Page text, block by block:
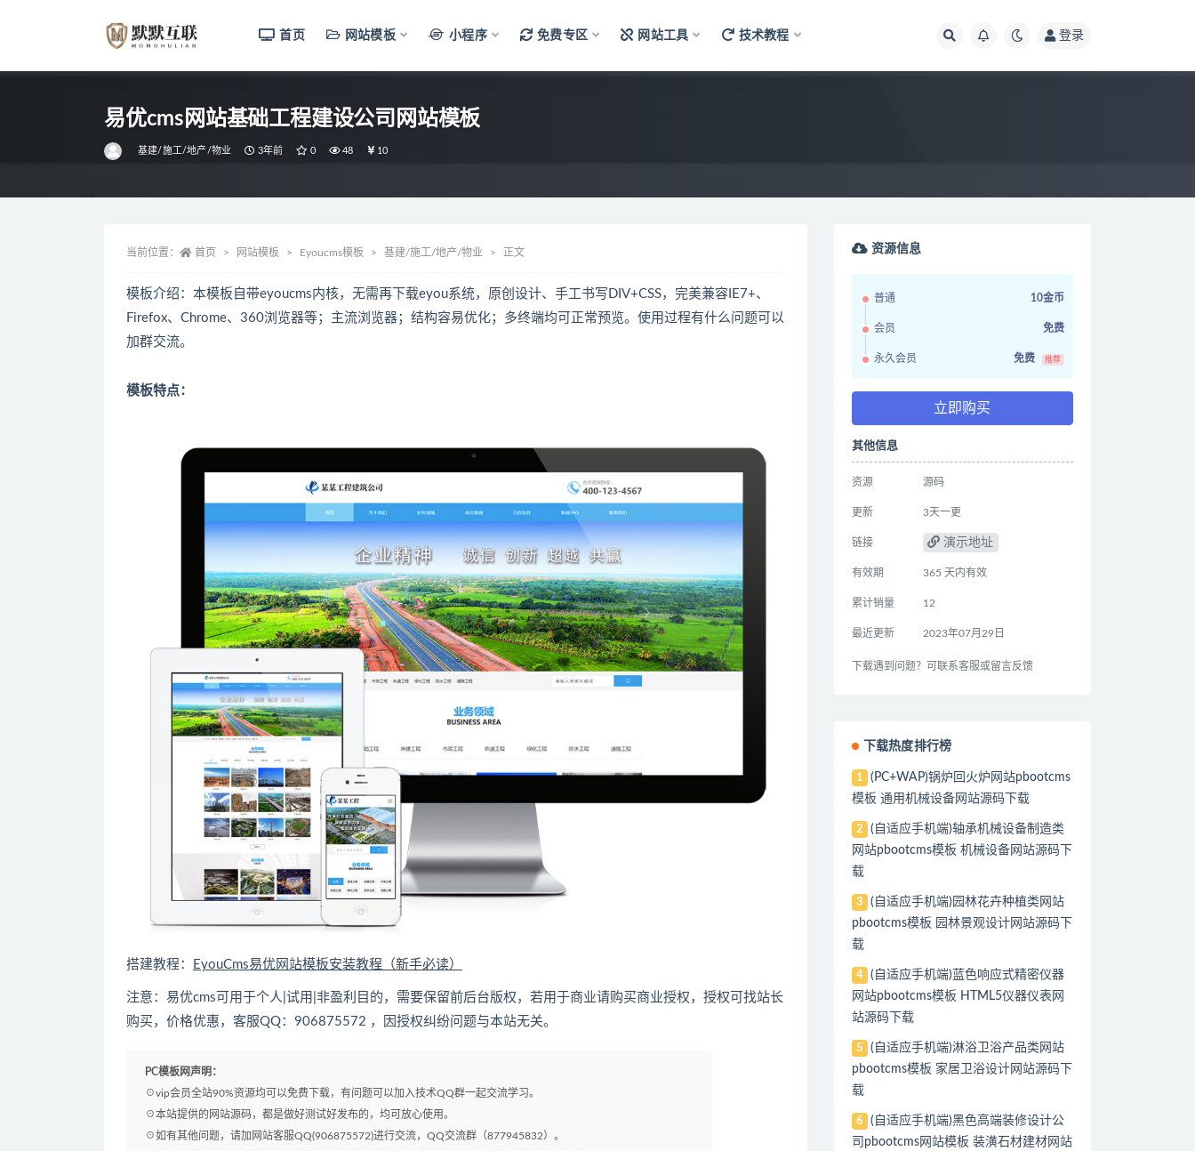
首页 网站模板 小程序 免费专区 网站工具 技术教程 登录
易优cms网站基础工程建设公司网站模板
基建/施工/地产/物业 3年前 0 48 10
当前位置： 首页 网站模板 Eyoucms模板 基建/施工/地产/物业 正文
模板介绍：本模板自带eyoucms内核，无需再下载eyou系统，原创设计、手工书写DIV+CSS，完美兼容IE7+、
Firefox、Chrome、360浏览器等；主流浏览器；结构容易优化；多终端均可正常预览。使用过程有什么问题可以
加群交流。
模板特点：
搭建教程： EyouCms易优网站模板安装教程（新手必读）
注意：易优cms可用于个人|试用|非盈利目的，需要保留前后台版权，若用于商业请购买商业授权，授权可找站长
购买，价格优惠，客服QQ：906875572 ，因授权纠纷问题与本站无关。
PC模板网声明：
☉vip会员全站90%资源均可以免费下载，有问题可以加入技术QQ群一起交流学习。
☉本站提供的网站源码，都是做好测试好发布的，均可放心使用。
☉如有其他问题，请加网站客服QQ(906875572)进行交流，QQ交流群（877945832）。
资源信息
普通 10金币
会员 免费
永久会员 免费 推荐
立即购买
其他信息
资源 源码
更新 3天一更
链接 演示地址
有效期 365 天内有效
累计销量 12
最近更新 2023年07月29日
下载遇到问题？可联系客服或留言反馈
下载热度排行榜
1
(PC+WAP)锅炉回火炉网站pbootcms
模板 通用机械设备网站源码下载
2
(自适应手机端)轴承机械设备制造类
网站pbootcms模板 机械设备网站源码下
载
3
(自适应手机端)园林花卉种植类网站
pbootcms模板 园林景观设计网站源码下
载
4
(自适应手机端)蓝色响应式精密仪器
网站pbootcms模板 HTML5仪器仪表网
站源码下载
5
(自适应手机端)淋浴卫浴产品类网站
pbootcms模板 家居卫浴设计网站源码下
载
6
(自适应手机端)黑色高端装修设计公
司pbootcms网站模板 装潢石材建材网站